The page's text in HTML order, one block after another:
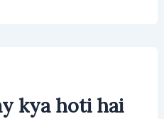
kya hoti hai